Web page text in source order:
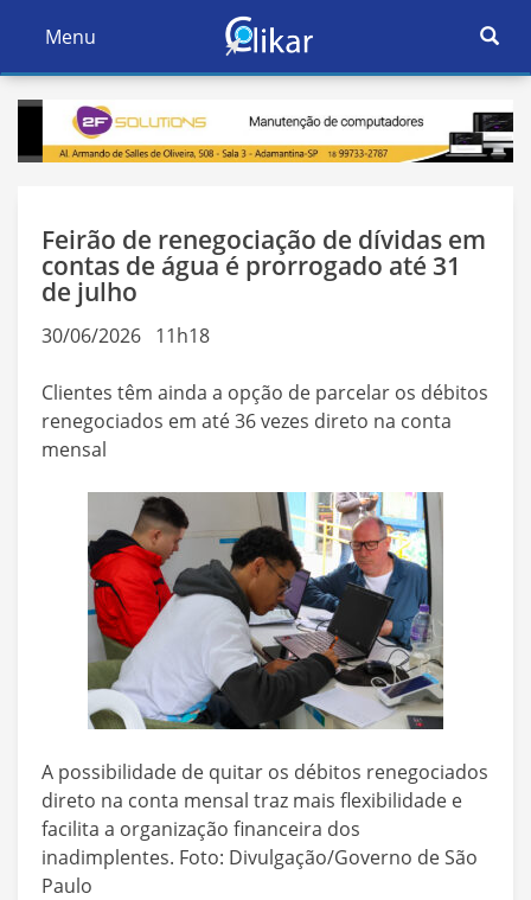
Ativar
Navegação
Menu
Ativar
Feirão de renegociação de dívidas em
contas de água é prorrogado até 31
de julho
30/06/2026 11h18
Clientes têm ainda a opção de parcelar os débitos
renegociados em até 36 vezes direto na conta
mensal
A possibilidade de quitar os débitos renegociados
direto na conta mensal traz mais flexibilidade e
facilita a organização financeira dos
inadimplentes. Foto: Divulgação/Governo de São
Paulo